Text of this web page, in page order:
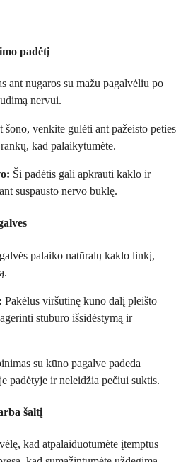
padėtį
ant nugaros su mažu pagalvėliu po
nervui.
šono, venkite gulėti ant pažeisto peties
kad palaikytumėte.
Ši padėtis gali apkrauti kaklo ir
suspausto nervo būklę.
palaiko natūralų kaklo linkį,
Pakėlus viršutinę kūno dalį pleišto
stuburo išsidėstymą ir
su kūno pagalve padeda
padėtyje ir neleidžia pečiui suktis.
šaltį
kad atpalaiduotumėte įtemptus